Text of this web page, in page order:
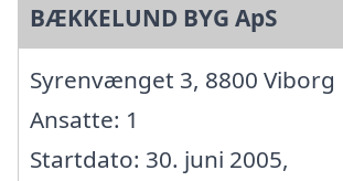
BÆKKELUND BYG ApS
Syrenvænget 3, 8800 Viborg
Ansatte: 1
Startdato: 30. juni 2005,